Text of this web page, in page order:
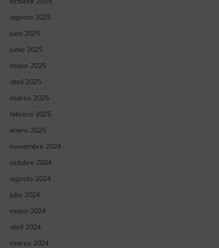
agosto 2025
julio 2025
junio 2025
mayo 2025
abril 2025
marzo 2025
febrero 2025
enero 2025
noviembre 2024
octubre 2024
agosto 2024
julio 2024
mayo 2024
abril 2024
marzo 2024